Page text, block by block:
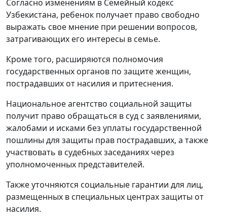
Согласно изменениям в Семейный кодекс
Узбекистана, ребенок получает право свободно
выражать свое мнение при решении вопросов,
затрагивающих его интересы в семье.
Кроме того, расширяются полномочия
государственных органов по защите женщин,
пострадавших от насилия и притеснения.
Национальное агентство социальной защиты
получит право обращаться в суд с заявлениями,
жалобами и исками без уплаты государственной
пошлины для защиты прав пострадавших, а также
участвовать в судебных заседаниях через
уполномоченных представителей.
Также уточняются социальные гарантии для лиц,
размещенных в специальных центрах защиты от
насилия.